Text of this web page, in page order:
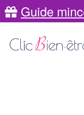
Guide